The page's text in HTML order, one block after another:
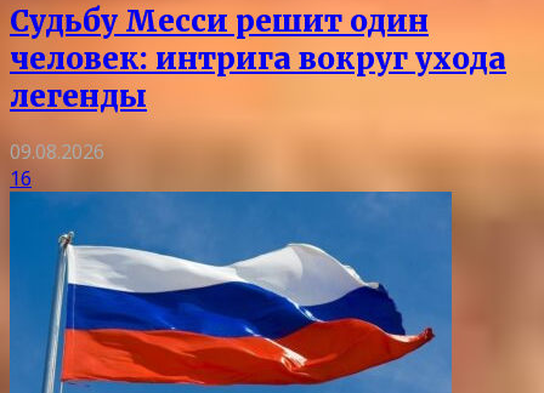
Судьбу Месси решит один
человек: интрига вокруг ухода
легенды
09.08.2026
16